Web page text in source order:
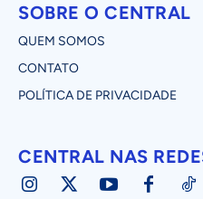
SOBRE O CENTRAL
QUEM SOMOS
CONTATO
POLÍTICA DE PRIVACIDADE
CENTRAL NAS